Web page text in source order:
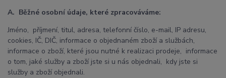
A. Běžné osobní údaje, které zpracováváme:
Jméno, příjmení, titul, adresa, telefonní číslo, e-mail, IP adresu,
cookies, IČ, DIČ, informace o objednaném zboží a službách,
informace o zboží, které jsou nutné k realizaci prodeje, informace
o tom, jaké služby a zboží jste si u nás objednali, kdy jste si
služby a zboží objednali.